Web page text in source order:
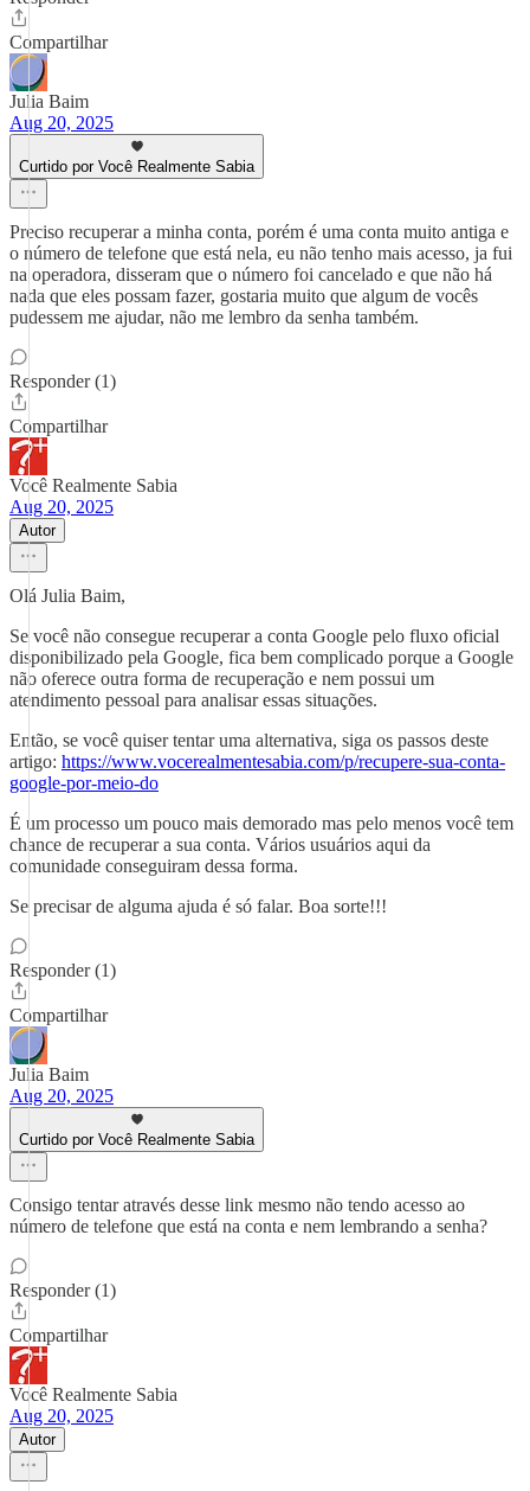
Compartilhar
Julia Baim
Aug 20, 2025
Curtido por Você Realmente Sabia
Preciso recuperar a minha conta, porém é uma conta muito antiga e
o número de telefone que está nela, eu não tenho mais acesso, ja fui
na operadora, disseram que o número foi cancelado e que não há
nada que eles possam fazer, gostaria muito que algum de vocês
pudessem me ajudar, não me lembro da senha também.
Responder (1)
Compartilhar
Você Realmente Sabia
Aug 20, 2025
Autor
Olá Julia Baim,
Se você não consegue recuperar a conta Google pelo fluxo oficial
disponibilizado pela Google, fica bem complicado porque a Google
não oferece outra forma de recuperação e nem possui um
atendimento pessoal para analisar essas situações.
Então, se você quiser tentar uma alternativa, siga os passos deste
artigo: https://www.vocerealmentesabia.com/p/recupere-sua-conta-
google-por-meio-do
É um processo um pouco mais demorado mas pelo menos você tem
chance de recuperar a sua conta. Vários usuários aqui da
comunidade conseguiram dessa forma.
Se precisar de alguma ajuda é só falar. Boa sorte!!!
Responder (1)
Compartilhar
Julia Baim
Aug 20, 2025
Curtido por Você Realmente Sabia
Consigo tentar através desse link mesmo não tendo acesso ao
número de telefone que está na conta e nem lembrando a senha?
Responder (1)
Compartilhar
Você Realmente Sabia
Aug 20, 2025
Autor